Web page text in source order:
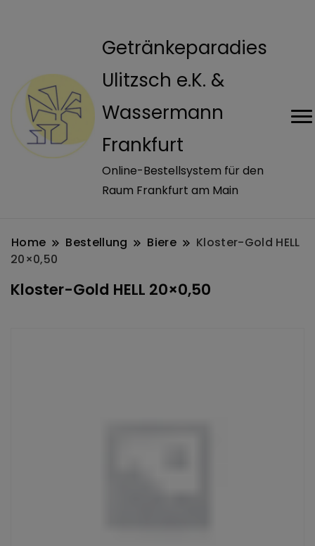
Getränkeparadies
Ulitzsch e.K. &
Wassermann
Frankfurt
Online-Bestellsystem für den
Raum Frankfurt am Main
Home Bestellung Biere
Kloster-Gold HELL
20×0,50
Kloster-Gold HELL 20×0,50